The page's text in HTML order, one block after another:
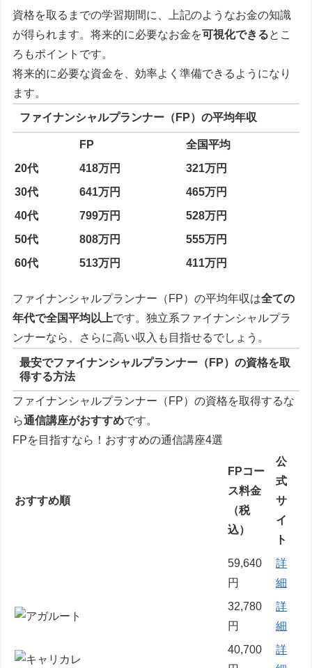
資格を取るまでの学習期間に、上記のようなお金の知識
が得られます。将来的に必要なお金を可視化できるとこ
ろもポイントです。
将来的に必要な資金を、効率よく準備できるようになり
ます。
ファイナンシャルプランナー（FP）の平均年収
FP
全国平均
20代
418万円
321万円
30代
641万円
465万円
40代
799万円
528万円
50代
808万円
555万円
60代
513万円 411万円
ファイナンシャルプランナー（FP）の平均年収は全ての
年代で全国平均以上です。独立系ファイナンシャルプラ
ンナーなら、さらに高い収入も目指せるでしょう。
最安でファイナンシャルプランナー（FP）の資格を取
得する方法
ファイナンシャルプランナー（FP）の資格を取得するな
ら通信講座がおすすめです。
FPを目指すなら！おすすめの通信講座4選
おすすめ順
FPコー
ス料金
（税
込）
公
式
サ
イ
ト
59,640
円
詳
細
32,780
円
詳
細
40,700
詳